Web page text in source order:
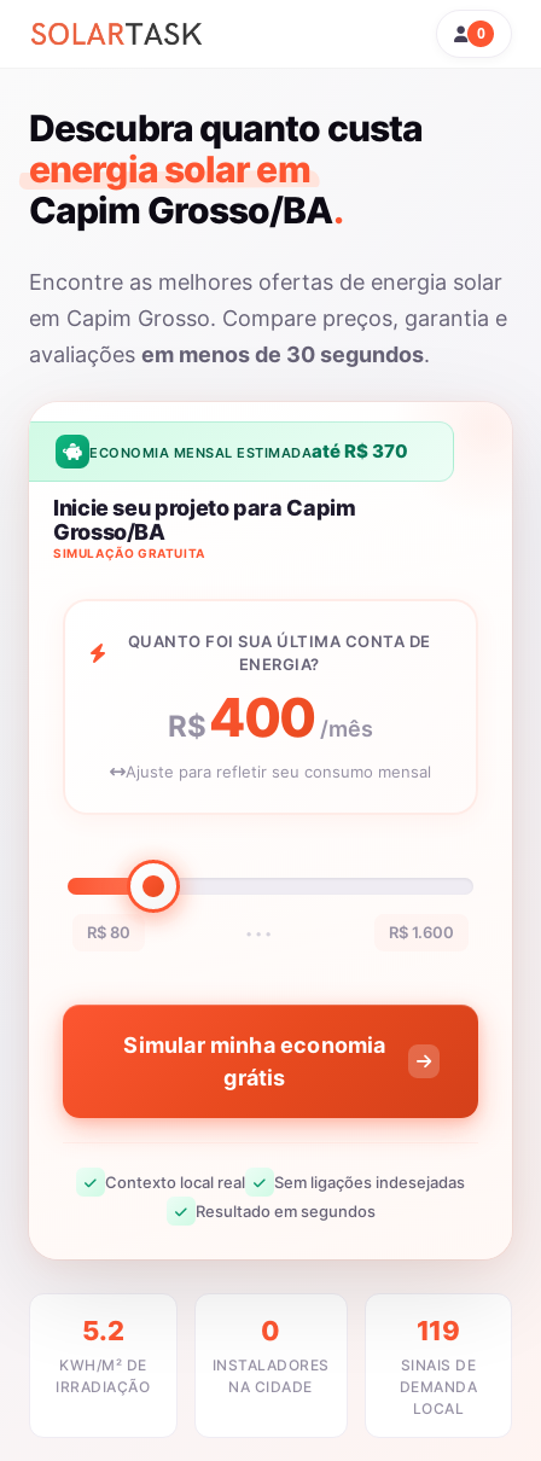
0
Descubra quanto custa
energia solar em
Capim Grosso/BA.
Encontre as melhores ofertas de energia solar
em Capim Grosso. Compare preços, garantia e
avaliações em menos de 30 segundos.
ECONOMIA MENSAL ESTIMADAaté R$ 370
SIMULAÇÃO GRATUITA
Inicie seu projeto para Capim
Grosso/BA
QUANTO FOI SUA ÚLTIMA CONTA DE
ENERGIA?
R$400 /mês
Ajuste para refletir seu consumo mensal
R$ 80 ••• R$ 1.600
Simular minha economia
grátis
Contexto local real
Sem ligações indesejadas
Resultado em segundos
5.2
KWH/M² DE
IRRADIAÇÃO
0
INSTALADORES
NA CIDADE
119
SINAIS DE
DEMANDA
LOCAL